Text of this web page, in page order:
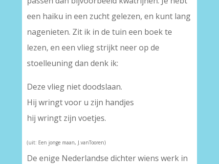
een haiku in een zucht gelezen, en kunt lang
nagenieten. Zit ik in de tuin een boek te
lezen, en een vlieg strijkt neer op de
stoelleuning dan denk ik:
Deze vlieg niet doodslaan.
Hij wringt voor u zijn handjes
hij wringt zijn voetjes.
(uit: Een jonge maan, J.vanTooren)
De enige Nederlandse dichter wiens werk in